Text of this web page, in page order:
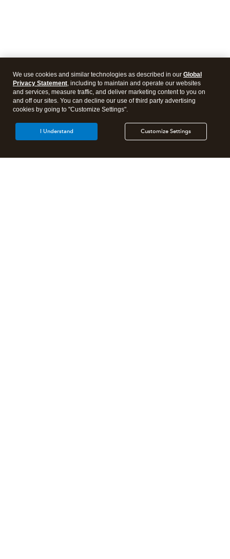
We use cookies and similar technologies as described in our Global
Privacy Statement, including to maintain and operate our websites
and services, measure traffic, and deliver marketing content to you on
and off our sites. You can decline our use of third party advertising
cookies by going to "Customize Settings".
Customize Settings
I Understand